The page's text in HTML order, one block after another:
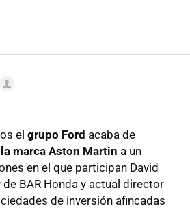
el grupo Ford acaba de
marca Aston Martin a un
en el que participan David
BAR Honda y actual director
de inversión afincadas